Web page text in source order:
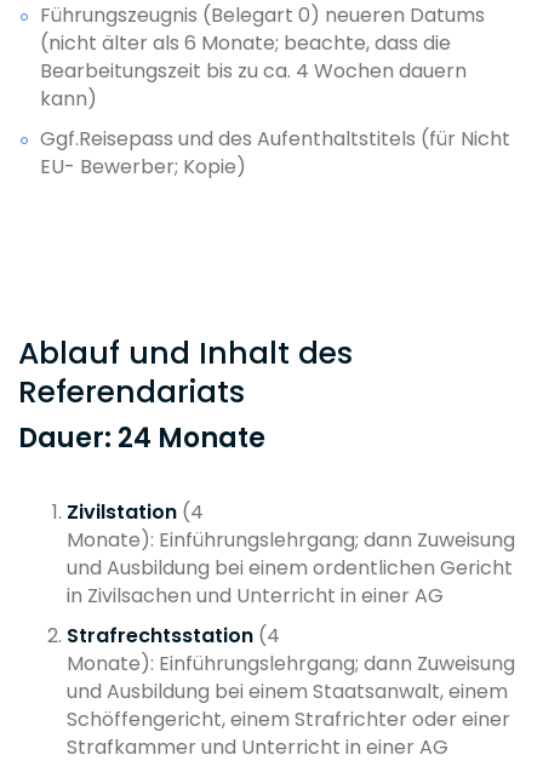
Führungszeugnis (Belegart 0) neueren Datums
(nicht älter als 6 Monate; beachte, dass die
Bearbeitungszeit bis zu ca. 4 Wochen dauern
kann)
Ggf.Reisepass und des Aufenthaltstitels (für Nicht
EU- Bewerber; Kopie)
Ablauf und Inhalt des
Referendariats
Dauer: 24 Monate
Zivilstation (4
Monate): Einführungslehrgang; dann Zuweisung
und Ausbildung bei einem ordentlichen Gericht
in Zivilsachen und Unterricht in einer AG
Strafrechtsstation (4
Monate): Einführungslehrgang; dann Zuweisung
und Ausbildung bei einem Staatsanwalt, einem
Schöffengericht, einem Strafrichter oder einer
Strafkammer und Unterricht in einer AG